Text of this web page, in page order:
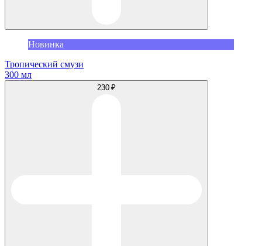
Новинка
Тропический смузи
300 мл
230 ₽